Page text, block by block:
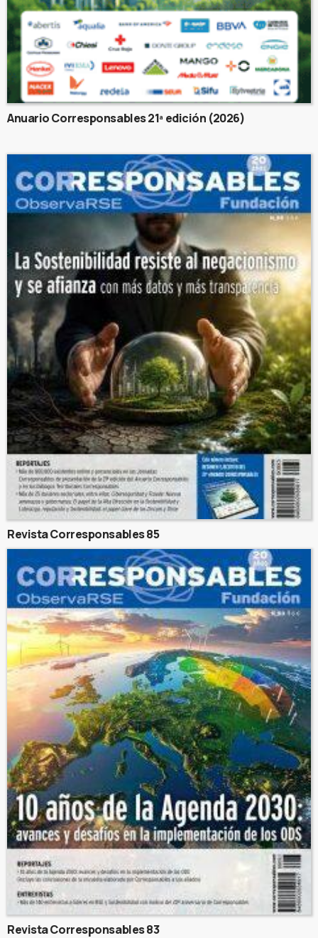
Anuario Corresponsables 21ª edición (2026)
Revista Corresponsables 85
Revista Corresponsables 83